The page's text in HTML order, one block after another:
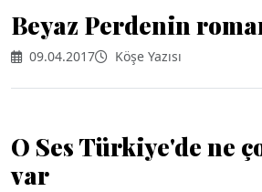
Beyaz Perdenin
09.04.2017 Köşe Yazısı
O Ses Türkiye'de ne
var